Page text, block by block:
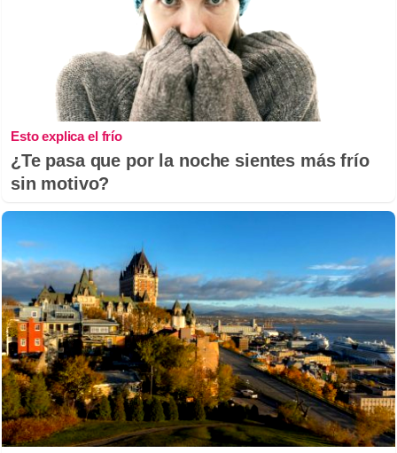
Esto explica el frío
¿Te pasa que por la noche sientes más frío
sin motivo?